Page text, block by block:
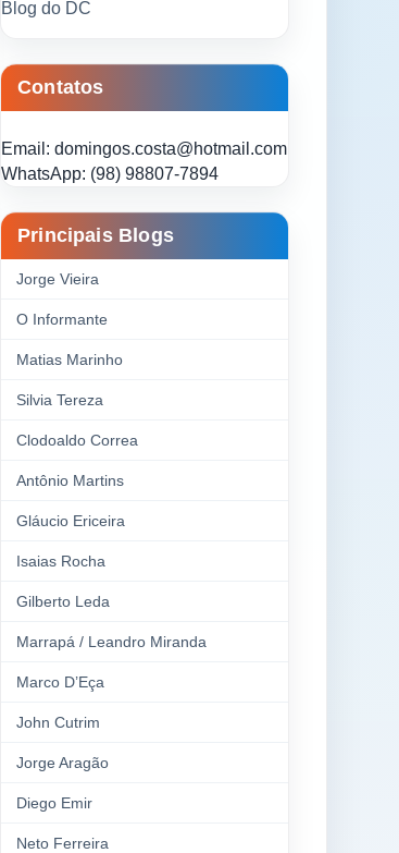
Blog do DC
Contatos
Email: domingos.costa@hotmail.com
WhatsApp: (98) 98807-7894
Principais Blogs
Jorge Vieira
O Informante
Matias Marinho
Silvia Tereza
Clodoaldo Correa
Antônio Martins
Gláucio Ericeira
Isaias Rocha
Gilberto Leda
Marrapá / Leandro Miranda
Marco D’Eça
John Cutrim
Jorge Aragão
Diego Emir
Neto Ferreira